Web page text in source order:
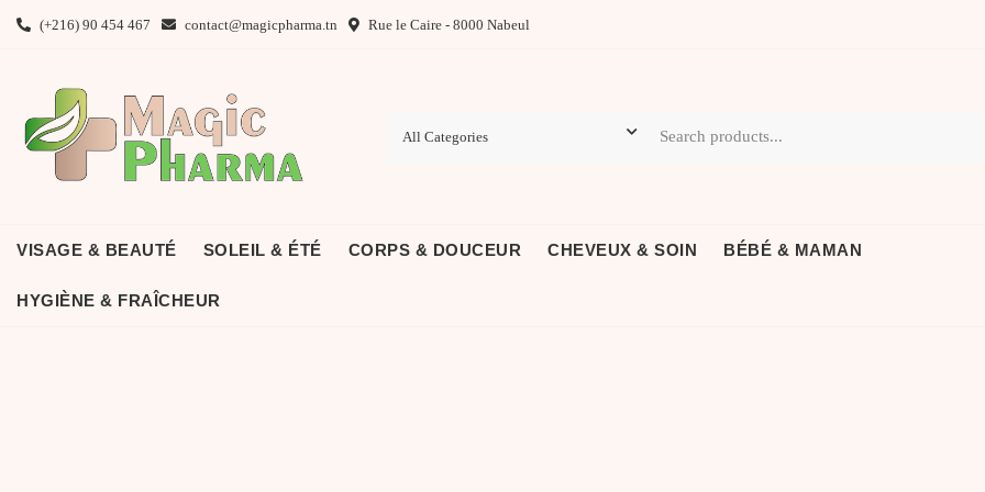
(+216) 90 454 467 contact@magicpharma.tn Rue le Caire - 8000 Nabeul
VISAGE & BEAUTÉ SOLEIL & ÉTÉ CORPS & DOUCEUR CHEVEUX & SOIN BÉBÉ & MAMAN
HYGIÈNE & FRAÎCHEUR